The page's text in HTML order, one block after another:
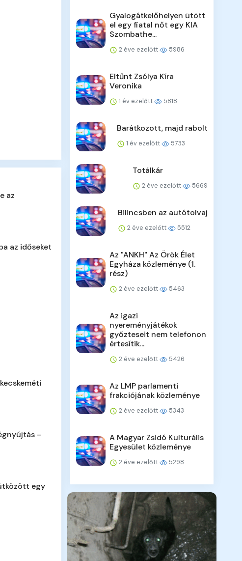
az
az időseket
–
egy
Gyalogátkelőhelyen ütött
el egy fiatal nőt egy KIA
Szombathe...
2 éve ezelőtt 5986
Eltűnt Zsólya Kíra
Veronika
1 év ezelőtt 5818
Barátkozott, majd rabolt
1 év ezelőtt 5733
Totálkár
2 éve ezelőtt 5669
Bilincsben az autótolvaj
2 éve ezelőtt 5512
Az "ANKH" Az Örök Élet
Egyháza közleménye (1.
rész)
2 éve ezelőtt 5463
Az igazi
nyereményjátékok
győzteseit nem telefonon
értesítik...
2 éve ezelőtt 5426
Az LMP parlamenti
frakciójának közleménye
2 éve ezelőtt 5343
A Magyar Zsidó Kulturális
Egyesület közleménye
2 éve ezelőtt 5298